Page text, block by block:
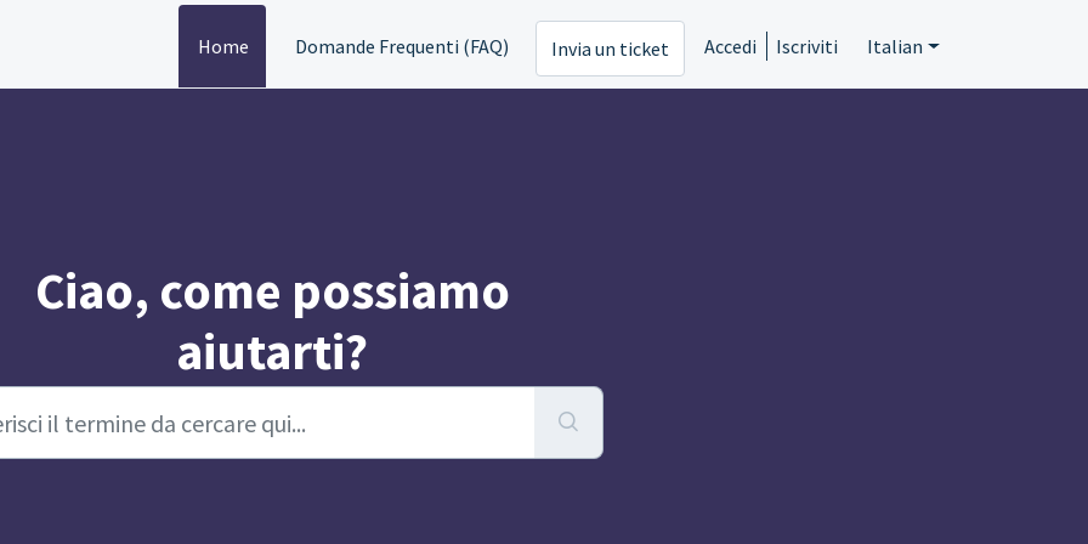
Home
Domande Frequenti (FAQ) Invia un ticket Accedi Iscriviti Italian
Ciao, come possiamo
aiutarti?